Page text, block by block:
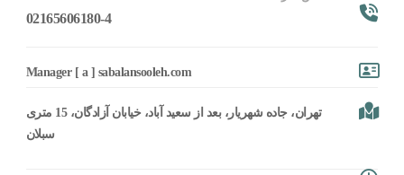
02165606180-4
Manager [ a ] sabalansooleh.com
تهران، جاده شهریار، بعد از سعید آباد، خیابان آزادگان، 15 متری
سبلان